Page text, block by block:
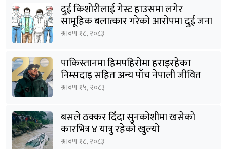
दुई किशोरीलाई गेस्ट हाउसमा लगेर
सामूहिक बलात्कार गरेको आरोपमा दुई जना
पक्राउ
श्रावण १८, २०८३
पाकिस्तानमा हिमपहिरोमा हराइरहेका
निम्सदाइ सहित अन्य पाँच नेपाली जीवित
भेटिने आशा कमजोर, युक्तको शव निकालियो
श्रावण १५, २०८३
बसले ठक्कर दिँदा सुनकोशीमा खसेकाे
कारभित्र ४ यात्रु रहेको खुल्यो
श्रावण १८, २०८३